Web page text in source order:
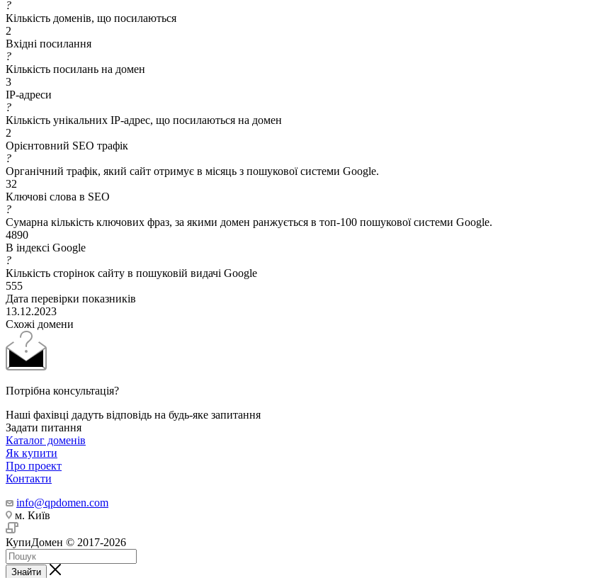
?
Кількість доменів, що посилаються
2
Вхідні посилання
?
Кількість посилань на домен
3
IP-адреси
?
Кількість унікальних IP-адрес, що посилаються на домен
2
Орієнтовний SEO трафік
?
Органічний трафік, який сайт отримує в місяць з пошукової системи Google.
32
Ключові слова в SEO
?
Сумарна кількість ключових фраз, за якими домен ранжується в топ-100 пошукової системи Google.
4890
В індексі Google
?
Кількість сторінок сайту в пошуковій видачі Google
555
Дата перевірки показників
13.12.2023
Схожі домени
Потрібна консультація?
Наші фахівці дадуть відповідь на будь-яке запитання
Задати питання
Каталог доменів
Як купити
Про проект
Контакти
info@qpdomen.com
м. Київ
КупиДомен © 2017-2026
Знайти